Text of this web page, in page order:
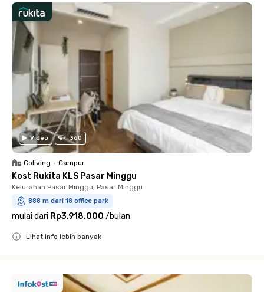
Video 360
Coliving • Campur
Kost Rukita KLS Pasar Minggu
Kelurahan Pasar Minggu, Pasar Minggu
888 m dari 18 office park
mulai dari Rp3.918.000 /bulan
Lihat info lebih banyak